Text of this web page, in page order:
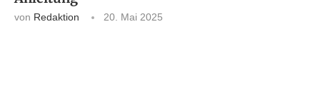
von Redaktion 20. Mai 2025